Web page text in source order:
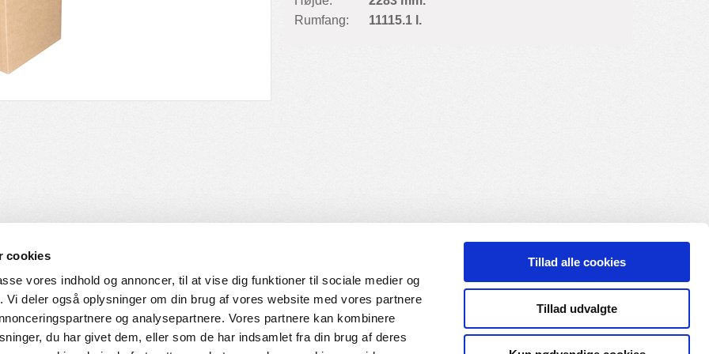
cookies
vores indhold og annoncer, til at vise dig funktioner til sociale medier og
deler også oplysninger om din brug af vores website med vores partnere
og analysepartnere. Vores partnere kan kombinere
du har givet dem, eller som de har indsamlet fra din brug af deres
Tillad alle cookies
Tillad udvalgte
Rumfang:
11115.1 l.
HVORDAN HANDLER DU
Login til web-shop